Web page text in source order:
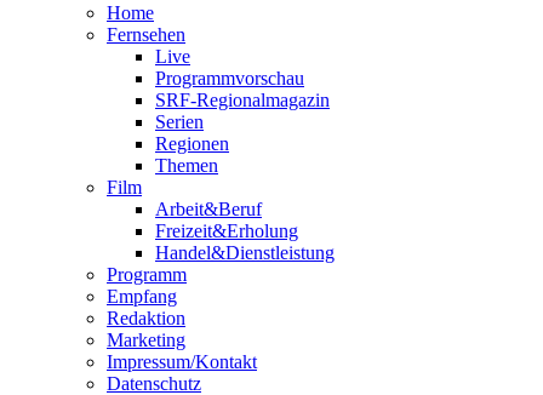
Home
Fernsehen
Live
Programmvorschau
SRF-Regionalmagazin
Serien
Regionen
Themen
Film
Arbeit&Beruf
Freizeit&Erholung
Handel&Dienstleistung
Programm
Empfang
Redaktion
Marketing
Impressum/Kontakt
Datenschutz